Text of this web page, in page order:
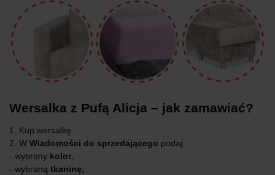
Wersalka z Pufą Alicja – jak zamawiać?
1. Kup wersalkę.
2. W Wiadomości do sprzedającego podaj:
- wybrany kolor,
- wybraną tkaninę,